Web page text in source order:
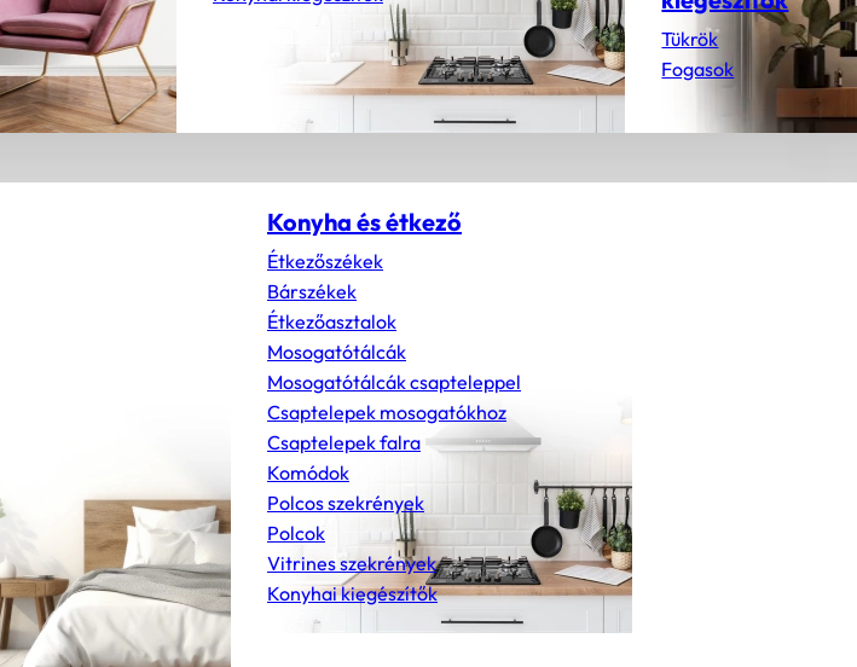
Tükrök
Fogasok
Konyha és étkező
Étkezőszékek
Bárszékek
Étkezőasztalok
Mosogatótálcák
Mosogatótálcák csapteleppel
Csaptelepek mosogatókhoz
Csaptelepek falra
Komódok
Polcos szekrények
Polcok
Vitrines szekrények
Konyhai kiegészítők